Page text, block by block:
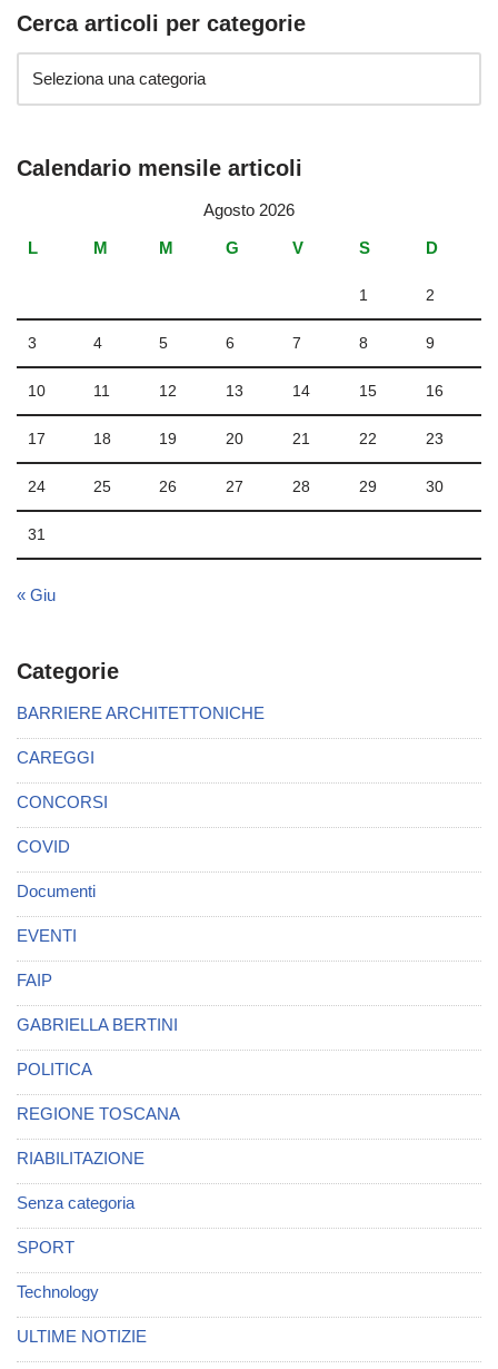
Cerca articoli per categorie
Calendario mensile articoli
Agosto 2026
L
M M G V S D
1 2
3 4 5 6 7 8 9
10 11 12 13 14 15 16
17 18 19 20 21 22 23
24 25 26 27 28 29 30
31
« Giu
Categorie
BARRIERE ARCHITETTONICHE
CAREGGI
CONCORSI
COVID
Documenti
EVENTI
FAIP
GABRIELLA BERTINI
POLITICA
REGIONE TOSCANA
RIABILITAZIONE
Senza categoria
SPORT
Technology
ULTIME NOTIZIE